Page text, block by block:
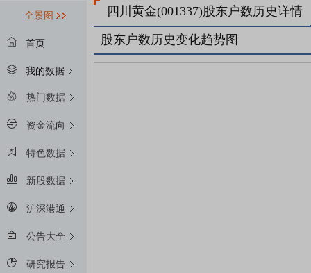
全景图
首页
我的数据
热门数据
资金流向
特色数据
新股数据
沪深港通
公告大全
研究报告
四川黄金(001337)股东户数历史详情
股东户数历史变化趋势图